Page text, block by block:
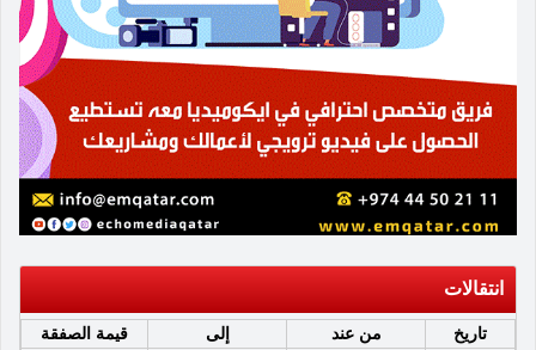
انتقالات
تاريخ من عند إلى قيمة الصفقة